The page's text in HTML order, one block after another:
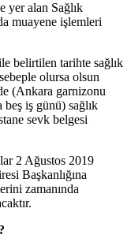
yer alan Sağlık
muayene işlemleri
belirtilen tarihte sağlık
olursa olsun
(Ankara garnizonu
iş günü) sağlık
sevk belgesi
2 Ağustos 2019
Başkanlığına
zamanında